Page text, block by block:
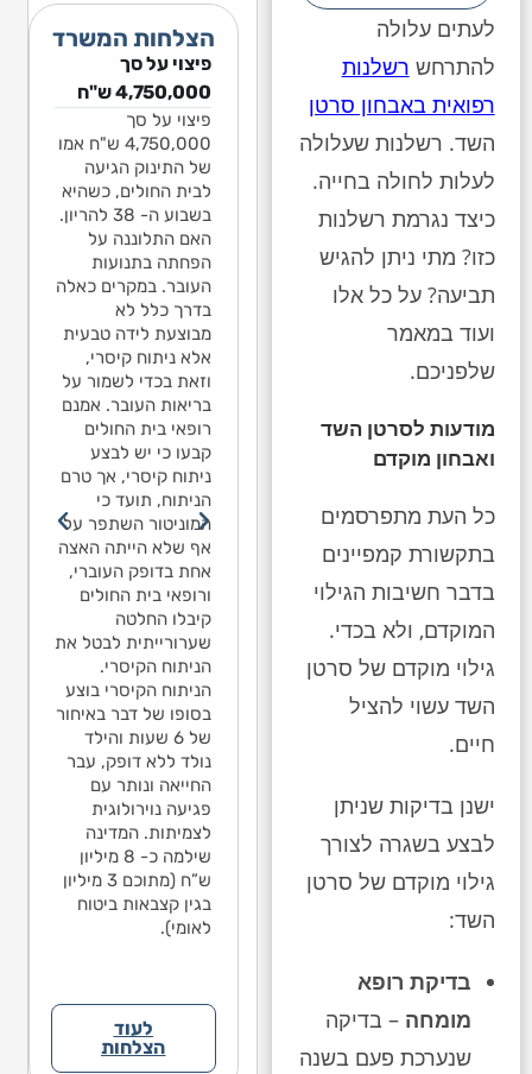
לעתים עלולה
להתרחש רשלנות
רפואית באבחון סרטן
השד. רשלנות שעלולה
לעלות לחולה בחייה.
כיצד נגרמת רשלנות
כזו? מתי ניתן להגיש
תביעה? על כל אלו
ועוד במאמר
שלפניכם.
מודעות לסרטן השד
ואבחון מוקדם
כל העת מתפרסמים
בתקשורת קמפיינים
בדבר חשיבות הגילוי
המוקדם, ולא בכדי.
גילוי מוקדם של סרטן
השד עשוי להציל
חיים.
ישנן בדיקות שניתן
לבצע בשגרה לצורך
גילוי מוקדם של סרטן
השד:
בדיקת רופא
מומחה – בדיקה
שנערכת פעם בשנה
הצלחות המשרד
פיצוי על סך
ילד בן שנה ותשעה
חודשים עלה על
מגלשה חצויה בגן
לאומי בירושלים. כל
החצי התחתון של
נפל מגובה 2 מטרים
ומיד סבל מפרכוס.
מאז יש לו אפילפסיה.
מומחה התביעה טען
כי האפילפסיה נגרמה
כתוצאה מהנפילה,
שבר או דימום מוחי.
מספר מומחים
לנוירולוגיה מסרו
לדעתם אין קשר בין
הנפילה לבין
האפילפסיה בגלל
שלא היה שבר/דימום
מוחי. בישיבת הגישור
שהתקיימה בתיק
עמדתי על משפט
מטעם הנתבעים,
לפניו אינו יכול לקבוע
מהנפילה. הנתבעים
גם הגישו הודעת צד
ג’ נגד ההורים
והאשימו אותם
הפשרה טענות אלה
פיצוי על סך
4,750,000 ש"ח אמו
של התינוק הגיעה
לבית החולים, כשהיא
בשבוע ה- 38 להריון.
האם התלוננה על
הפחתה בתנועות
העובר. במקרים כאלה
מבוצעת לידה טבעית
אלא ניתוח קיסרי,
וזאת בכדי לשמור על
בריאות העובר. אמנם
רופאי בית החולים
קבעו כי יש לבצע
ניתוח קיסרי, אך טרם
הניתוח, תועד כי
המוניטור השתפר על
אף שלא הייתה האצה
אחת בדופק העוברי,
ורופאי בית החולים
שערורייתית לבטל את
הניתוח הקיסרי.
הניתוח הקיסרי בוצע
בסופו של דבר באיחור
של 6 שעות והילד
נולד ללא דופק, עבר
החייאה ונותר עם
פגיעה נוירולוגית
לצמיתות. המדינה
שילמה כ- 8 מיליון
ש”ח (מתוכם 3 מיליון
בגין קצבאות ביטוח
פיצוי על סך
בגין נפילה​
ילד בן שנה ותשעה
חודשים עלה על
מגלשה חצויה בגן
לאומי בירושלים. כל
החצי התחתון של
המגלשה היה חסר.
נפל מגובה 2 מטרים
ומיד סבל מפרכוס.
מאז יש לו
מומחה התביעה טען
כי האפילפסיה
כתוצאה מהנפילה,
למרות שלא נגרם
שבר או דימום מוחי.
מספר מומחים
לנוירולוגיה מסרו
בהתייעצות פנימית
לדעתם אין קשר בין
הנפילה לבין
האפילפסיה בגלל
שלא היה שבר/דימום
מוחי. בישיבת הגישור
שהתקיימה בתיק
עמדתי על משפט
אחד בחוות הדעת
מטעם הנתבעים,
לפניו אינו יכול
את אחוזי הנכות
שנגרמו כתוצאה
מהנפילה. הנתבעים
גם הגישו הודעת צד
ג’ נגד ההורים
והאשימו אותם
לעוד
הצלחות